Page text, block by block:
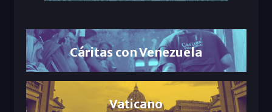
Cáritas con Venezuela
Vaticano